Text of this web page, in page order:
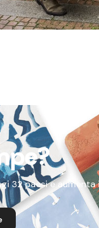
32 paesi e